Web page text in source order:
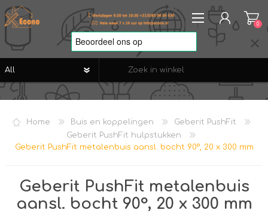
REGISTREREN
VERLANGLIJST
0
Home Buis en koppelingen
Geberit PushFit
Geberit PushFit hulpstukken
Geberit PushFit metalenbuis aansl. bocht 90°, 20 x 300 mm
Geberit PushFit metalenbuis
aansl. bocht 90°, 20 x 300 mm